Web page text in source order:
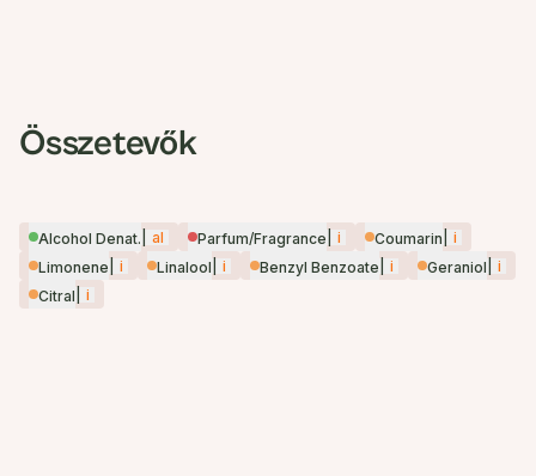
Összetevők
Alcohol Denat. al Parfum/Fragrance i Coumarin
i
Limonene
i Linalool i Benzyl Benzoate i Geraniol
i
Citral
i